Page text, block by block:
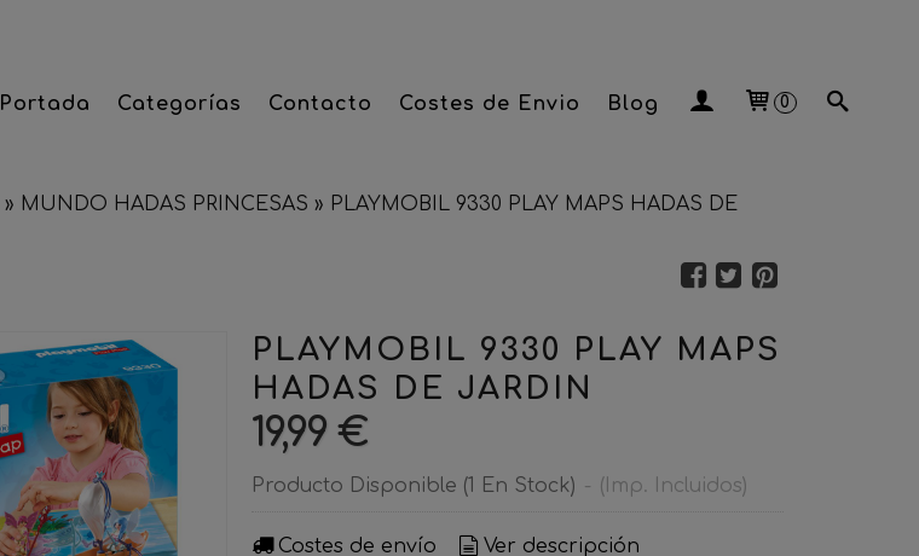
Portada Categorías Contacto Costes de Envio Blog 0
» MUNDO HADAS PRINCESAS » ​PLAYMOBIL 9330 PLAY MAPS HADAS DE
​PLAYMOBIL 9330 PLAY MAPS
HADAS DE JARDIN
19,99 €
Producto Disponible (1 En Stock) - (Imp. Incluidos)
Costes de envío
Ver descripción